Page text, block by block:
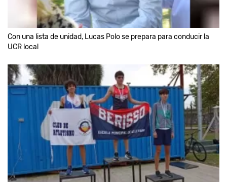
Con una lista de unidad, Lucas Polo se prepara para conducir la
UCR local